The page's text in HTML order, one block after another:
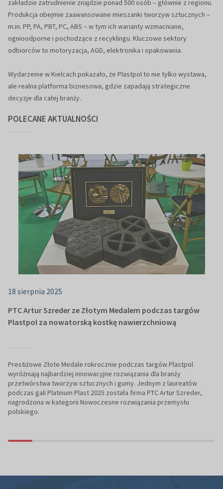
zakładzie zatrudnienie znajdzie ponad 500 osób – głównie z regionu.
Produkcja obejmie zaawansowane mieszanki tworzyw sztucznych –
m.in. PP, PA, PBT, PC, ABS – w tym ich warianty wzmacniane,
ognioodporne i pochodzące z recyklingu. Kluczowe sektory
odbiorców to motoryzacja, AGD, elektronika i opakowania.
Wydarzenie w Kielcach pokazało, że Plastpol to nie tylko wystawa,
ale realna platforma biznesowa, gdzie zapadają strategiczne
decyzje dla całej branży.
POLECANE AKTUALNOŚCI
18 sierpnia 2025
PTC Artur Szreder ze Złotym Medalem podczas targów
Plastpol za nowatorską kostkę nawierzchniową
Prestiżowe Złote Medale rokrocznie podczas targów Plastpol
wyróżniają najbardziej innowacyjne rozwiązania dla branży
przetwórstwa tworzyw sztucznych i gumy. Jednym z laureatów
podczas gali Platinum Plast 2025 została firma PTC Artur Szreder,
nagrodzona w kategorii Nowoczesne rozwiązania przemysłu
polskiego.